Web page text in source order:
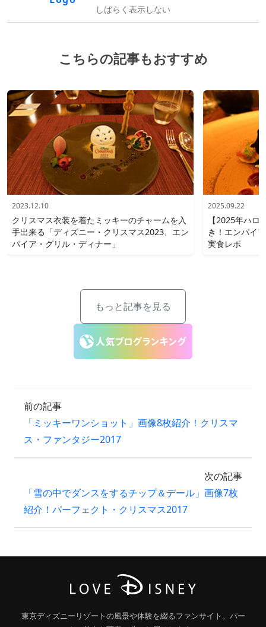
しばらく表示しない
こちらの記事もおすすめ
2023.12.10
クリスマス衣装を着たミッキーのチャームを入
手出来る「ディズニー・クリスマス2023、エン
パイア・グリル・ディナー」
2025.09.22
【2025年ハ
き！エンパイ
実食レポ
もっと記事を見る
前の記事
「ミッキーワンショット」画像8枚紹介！クリスマ
ス・ファンタジー2017
次の記事
「雪の中でダンスをするチップ＆デール」画像7枚
紹介！パーフェクト・クリスマス2017
東京ディズニーリゾートの風景や体験を綴るファンサイト。パー